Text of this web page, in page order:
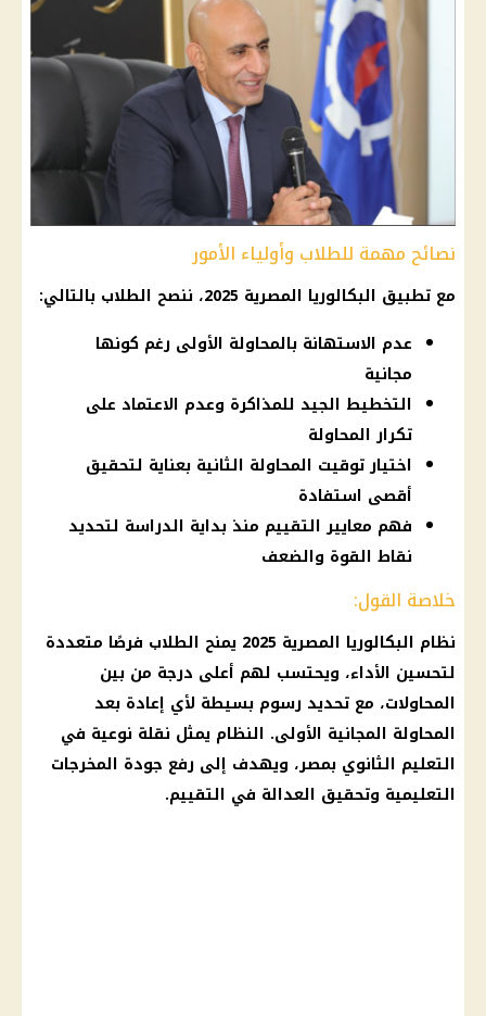
نصائح مهمة للطلاب وأولياء الأمور
مع تطبيق البكالوريا المصرية
عدم الاستهانة بالمحاولة الأولى رغم كونها
مجانية
التخطيط الجيد للمذاكرة وعدم الاعتماد على
تكرار المحاولة
اختيار توقيت المحاولة الثانية بعناية لتحقيق
أقصى استفادة
فهم معايير التقييم منذ بداية الدراسة لتحديد
نقاط القوة والضعف
خلاصة القول:
نظام البكالوريا المصرية
2025 يمنح الطلاب فرصًا متعددة
لتحسين الأداء، ويحتسب لهم أعلى درجة من بين
المحاولات، مع تحديد رسوم بسيطة لأي إعادة بعد
المحاولة المجانية الأولى. النظام يمثل نقلة نوعية في
التعليم الثانوي بمصر، ويهدف إلى رفع جودة المخرجات
التعليمية وتحقيق العدالة في التقييم.